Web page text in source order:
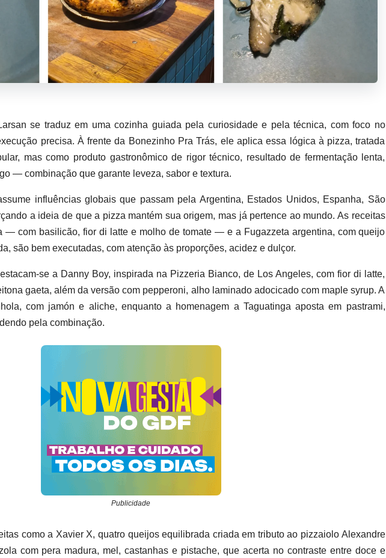
se traduz em uma cozinha guiada pela curiosidade e pela técnica, com foco no
precisa. À frente da Bonezinho Pra Trás, ele aplica essa lógica à pizza, tratada
mas como produto gastronômico de rigor técnico, resultado de fermentação lenta,
— combinação que garante leveza, sabor e textura.
influências globais que passam pela Argentina, Estados Unidos, Espanha, São
a ideia de que a pizza mantém sua origem, mas já pertence ao mundo. As receitas
— com basilicão, fior di latte e molho de tomate — e a Fugazzeta argentina, com queijo
são bem executadas, com atenção às proporções, acidez e dulçor.
se a Danny Boy, inspirada na Pizzeria Bianco, de Los Angeles, com fior di latte,
gaeta, além da versão com pepperoni, alho laminado adocicado com maple syrup. A
com jamón e aliche, enquanto a homenagem a Taguatinga aposta em pastrami,
pela combinação.
Publicidade
como a Xavier X, quatro queijos equilibrada criada em tributo ao pizzaiolo Alexandre
com pera madura, mel, castanhas e pistache, que acerta no contraste entre doce e